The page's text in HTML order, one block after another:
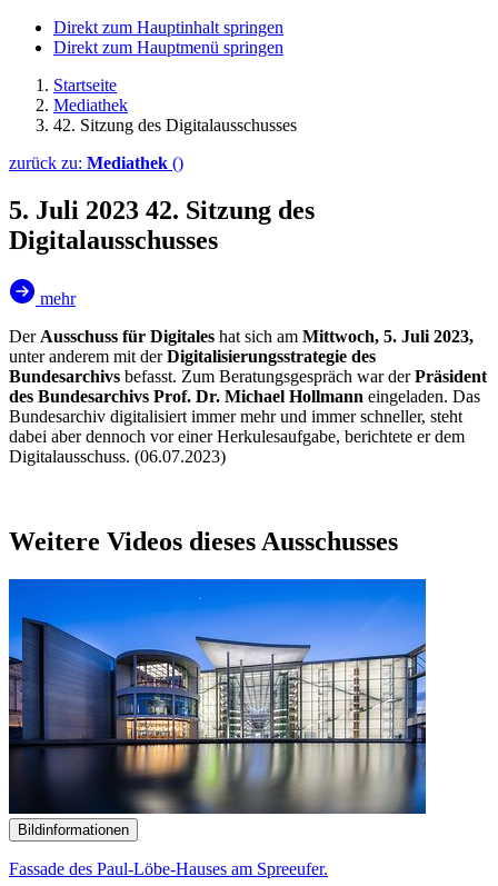
Direkt zum Hauptinhalt springen
Direkt zum Hauptmenü springen
Startseite
Mediathek
42. Sitzung des Digitalausschusses
zurück zu: Mediathek ()
5. Juli 2023 42. Sitzung des
Digitalausschusses
mehr
Der Ausschuss für Digitales hat sich am Mittwoch, 5. Juli 2023,
unter anderem mit derDigitalisierungsstrategie des
Bundesarchivs befasst. Zum Beratungsgespräch war derPräsident
des Bundesarchivs Prof. Dr. Michael Hollmann eingeladen. Das
Bundesarchiv digitalisiert immer mehr und immer schneller, steht
dabei aber dennoch vor einer Herkulesaufgabe, berichtete er dem
Digitalausschuss. (06.07.2023)
Weitere Videos dieses Ausschusses
Bildinformationen
Fassade des Paul-Löbe-Hauses am Spreeufer.